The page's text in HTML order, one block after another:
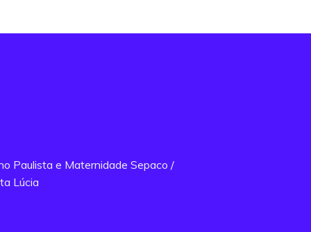
Paulista e Maternidade Sepaco /
Lúcia